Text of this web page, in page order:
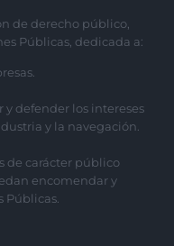
de derecho público,
Públicas, dedicada a:
y defender los intereses
y la navegación.
de carácter público
encomendar y
Públicas.